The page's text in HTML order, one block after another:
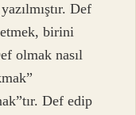
Def
birini
olmak nasıl
Def edip